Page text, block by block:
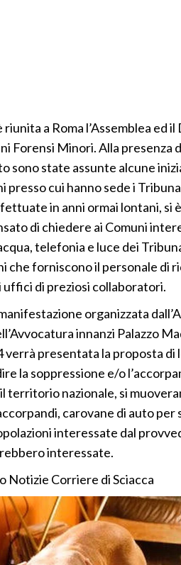
a Roma l’Assemblea ed
Forensi Minori. Alla presenza
sono state assunte alcune
presso cui hanno sede i
in anni ormai lontani, si
di chiedere ai Comuni
telefonia e luce dei
che forniscono il personale di
uffici di preziosi collaboratori.
organizzata
innanzi Palazzo
verrà presentata la proposta di
la soppressione e/o
nazionale, si
carovane di auto per
interessate dal
interessate.